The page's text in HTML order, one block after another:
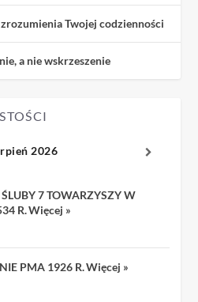
zrozumienia Twojej codzienności
a nie wskrzeszenie
2026
7 TOWARZYSZY W
R.Więcej »
PMA 1926 R.Więcej »